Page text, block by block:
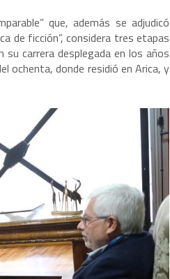
que, además se adjudicó
de ficción”, considera tres etapas
carrera desplegada en los años
ochenta, donde residió en Arica, y